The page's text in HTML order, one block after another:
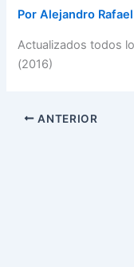
PorAlejandro
Actualizados todos
(2016)
ANTERIOR